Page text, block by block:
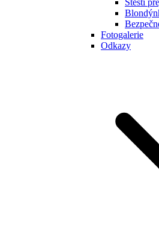
Fotogalerie
Odkazy